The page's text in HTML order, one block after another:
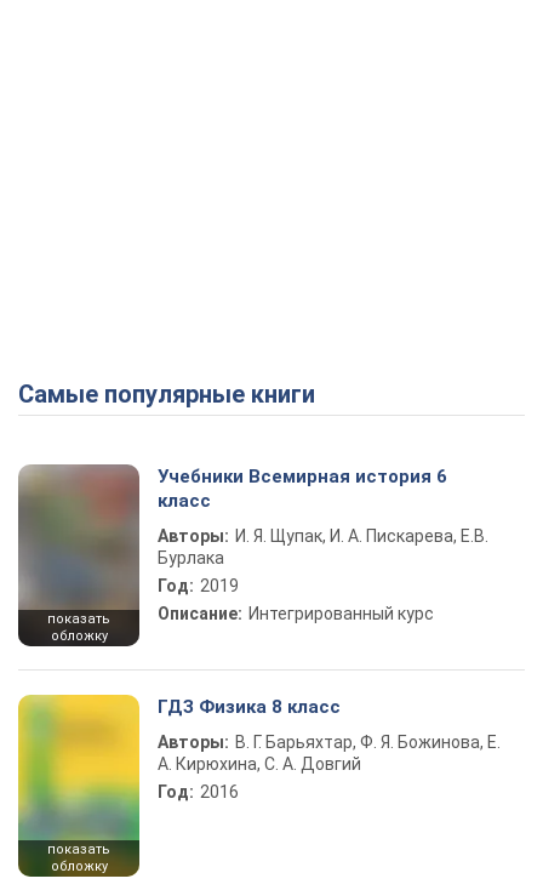
Самые популярные книги
показать
обложку
Учебники Всемирная история 6
класс
Авторы: И. Я. Щупак, И. А. Пискарева, Е.В.
Бурлака
Год: 2019
Описание: Интегрированный курс
показать
обложку
ГДЗ Физика 8 класс
Авторы: В. Г. Барьяхтар, Ф. Я. Божинова, Е.
А. Кирюхина, С. А. Довгий
Год: 2016